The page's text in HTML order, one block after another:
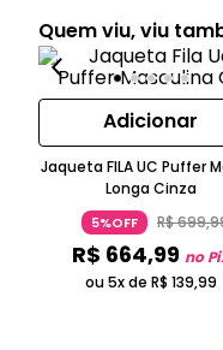
Quem viu, viu
Adicionar
Jaqueta FILA UC Puffer
Longa Cinza
5%OFF R$699,
R$ 664,99 no
ou 5x de R$ 139,99